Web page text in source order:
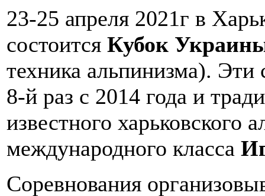
23-25 апреля 2021г в
состоится Кубок
техника альпинизма). Эти
8-й раз c 2014 года и
известного харьковского
международного класса
Соревнования